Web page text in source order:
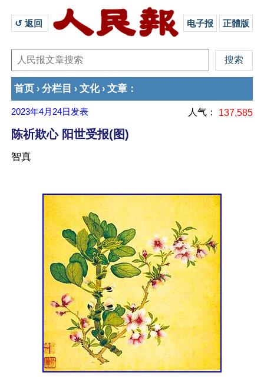
↺ 返回 电子报 正體版
首页 › 分栏目 › 文化› 文章 ：
2023年4月24日 发表 人气： 137,585
陈祈欺心 阳世受报(图)
智真